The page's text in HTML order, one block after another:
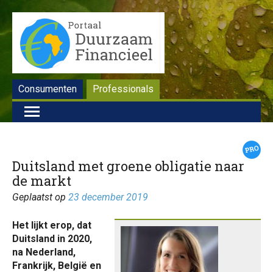
Consumenten Professionals
Duitsland met groene obligatie naar
de markt
Geplaatst op 23 december 2019
Het lijkt erop, dat
Duitsland in 2020,
na Nederland,
Frankrijk, België en